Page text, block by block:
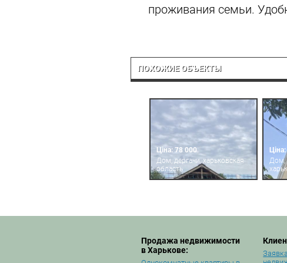
проживания семьи.
ПОХОЖИЕ ОБЪЕКТЫ
Ціна: 78 000
Дом, дергачи, харьковская
область
Дом,
Продажа недвижимости
в Харькове: